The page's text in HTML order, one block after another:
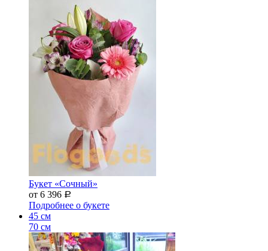
Букет «Сочный»
от 6 396 Р
Подробнее о букете
45 см
70 см